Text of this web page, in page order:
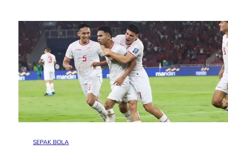
SEPAK BOLA